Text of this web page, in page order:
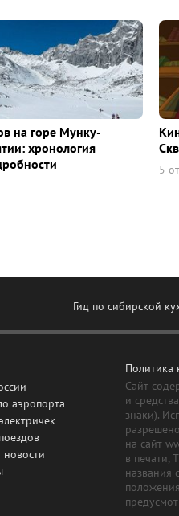
на горе Мунку-
хронология
5
Гид по сибирской
аэропорта
Политика
Сайт
и
знаки).
на сайт
в печати,
названия